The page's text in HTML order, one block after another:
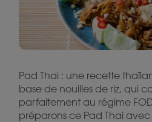
Pad Thai : une recette
base de nouilles de riz, qui
parfaitement au régime
préparons ce Pad Thai